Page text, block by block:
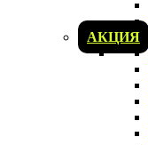
АКЦИЯ